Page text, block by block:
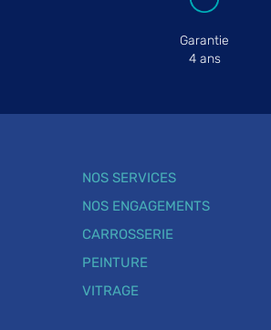
Garantie
4 ans
NOS SERVICES
NOS ENGAGEMENTS
CARROSSERIE
PEINTURE
VITRAGE